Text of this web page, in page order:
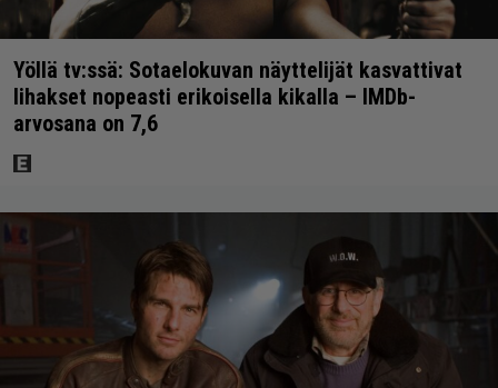
Yöllä tv:ssä: Sotaelokuvan näyttelijät kasvattivat
lihakset nopeasti erikoisella kikalla – IMDb-
arvosana on 7,6